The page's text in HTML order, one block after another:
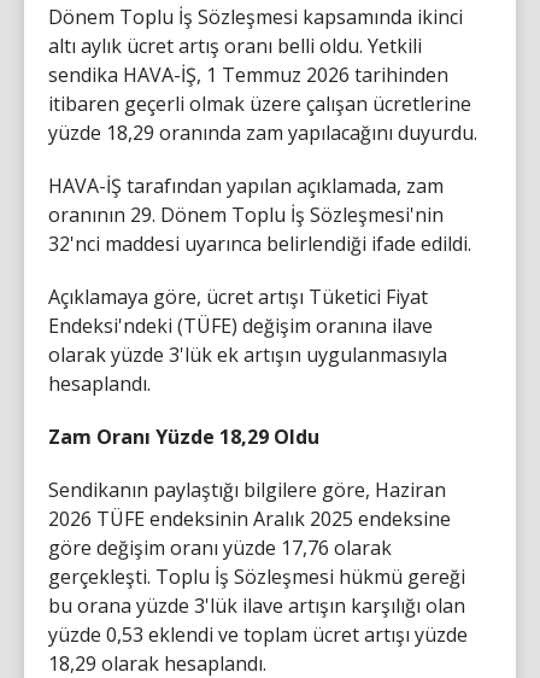
Dönem Toplu İş Sözleşmesi kapsamında ikinci
altı aylık ücret artış oranı belli oldu. Yetkili
sendika HAVA-İŞ, 1 Temmuz 2026 tarihinden
itibaren geçerli olmak üzere çalışan ücretlerine
yüzde 18,29 oranında zam yapılacağını duyurdu.
HAVA-İŞ tarafından yapılan açıklamada, zam
oranının 29. Dönem Toplu İş Sözleşmesi'nin
32'nci maddesi uyarınca belirlendiği ifade edildi.
Açıklamaya göre, ücret artışı Tüketici Fiyat
Endeksi'ndeki (TÜFE) değişim oranına ilave
olarak yüzde 3'lük ek artışın uygulanmasıyla
hesaplandı.
Zam Oranı Yüzde 18,29 Oldu
Sendikanın paylaştığı bilgilere göre, Haziran
2026 TÜFE endeksinin Aralık 2025 endeksine
göre değişim oranı yüzde 17,76 olarak
gerçekleşti. Toplu İş Sözleşmesi hükmü gereği
bu orana yüzde 3'lük ilave artışın karşılığı olan
yüzde 0,53 eklendi ve toplam ücret artışı yüzde
18,29 olarak hesaplandı.